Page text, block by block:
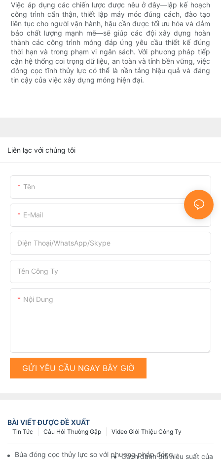
Việc áp dụng các chiến lược được nêu ở đây—lập kế hoạch
công trình cẩn thận, thiết lập máy móc đúng cách, đào tạo
liên tục cho người vận hành, hậu cần được tối ưu hóa và đảm
bảo chất lượng mạnh mẽ—sẽ giúp các đội xây dựng hoàn
thành các công trình móng đáp ứng yêu cầu thiết kế đúng
thời hạn và trong phạm vi ngân sách. Với phương pháp tiếp
cận hệ thống coi trọng dữ liệu, an toàn và tính bền vững, việc
đóng cọc tĩnh thủy lực có thể là nền tảng hiệu quả và đáng
tin cậy của việc xây dựng móng hiện đại.
Liên lạc với chúng tôi
Tên
E-Mail
Điện Thoại/WhatsApp/Skype
Tên Công Ty
Nội Dung
GỬI YÊU CẦU NGAY BÂY GIỜ
BÀI VIẾT ĐƯỢC ĐỀ XUẤT
Video Giới Thiệu Công Ty
Câu Hỏi Thường Gặp
Tin Tức
Búa đóng cọc thủy lực so với phương pháp đóng cọc truyền
Cách đánh giá hiệu suất của